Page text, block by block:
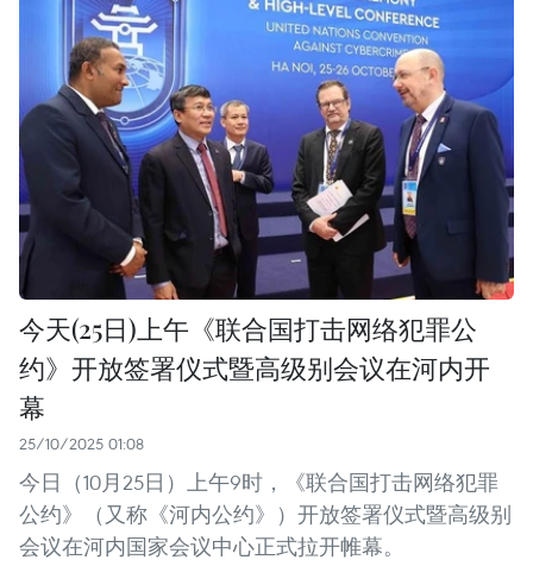
今天(25日)上午《联合国打击网络犯罪公
约》开放签署仪式暨高级别会议在河内开
幕
25/10/2025 01:08
今日（10月25日）上午9时，《联合国打击网络犯罪
公约》（又称《河内公约》）开放签署仪式暨高级别
会议在河内国家会议中心正式拉开帷幕。